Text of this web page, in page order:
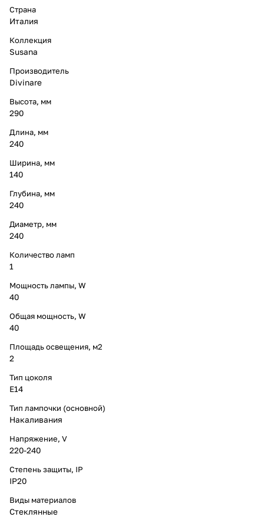
Страна
Италия
Коллекция
Susana
Производитель
Divinare
Высота, мм
290
Длина, мм
240
Ширина, мм
140
Глубина, мм
240
Диаметр, мм
240
Количество ламп
1
Мощность лампы, W
40
Общая мощность, W
40
Площадь освещения, м2
2
Тип цоколя
E14
Тип лампочки (основной)
Накаливания
Напряжение, V
220-240
Степень защиты, IP
IP20
Виды материалов
Стеклянные